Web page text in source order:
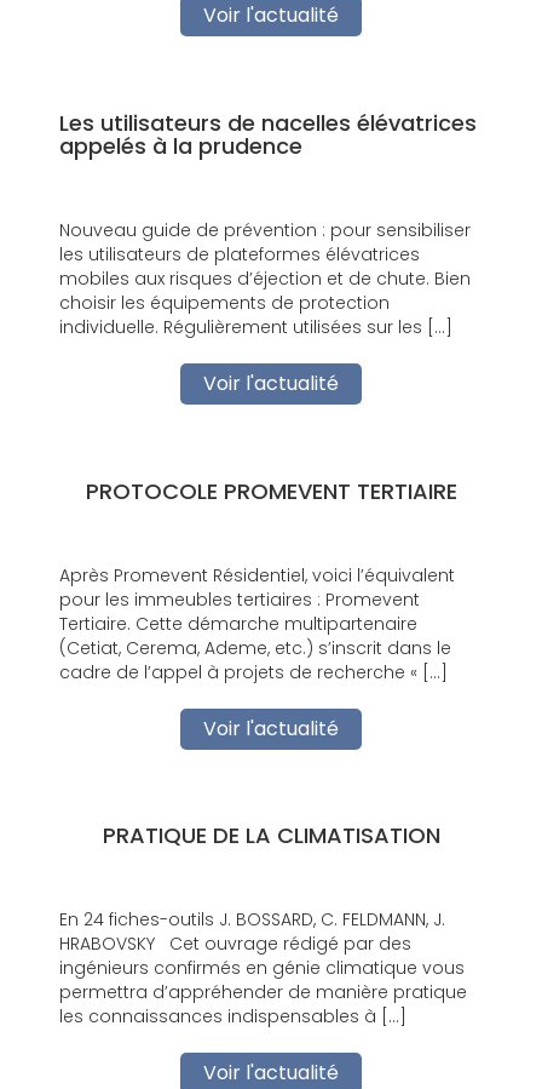
Voir l'actualité
Les utilisateurs de nacelles élévatrices
appelés à la prudence
Nouveau guide de prévention : pour sensibiliser
les utilisateurs de plateformes élévatrices
mobiles aux risques d’éjection et de chute. Bien
choisir les équipements de protection
individuelle. Régulièrement utilisées sur les […]
Voir l'actualité
PROTOCOLE PROMEVENT TERTIAIRE
Après Promevent Résidentiel, voici l’équivalent
pour les immeubles tertiaires : Promevent
Tertiaire. Cette démarche multipartenaire
(Cetiat, Cerema, Ademe, etc.) s’inscrit dans le
cadre de l’appel à projets de recherche « […]
Voir l'actualité
PRATIQUE DE LA CLIMATISATION
En 24 fiches-outils J. BOSSARD, C. FELDMANN, J.
HRABOVSKY Cet ouvrage rédigé par des
ingénieurs confirmés en génie climatique vous
permettra d’appréhender de manière pratique
les connaissances indispensables à […]
Voir l'actualité